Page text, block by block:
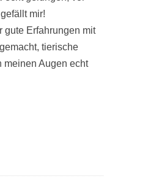
mir!
gute Erfahrungen mit
tierische
meinen Augen echt